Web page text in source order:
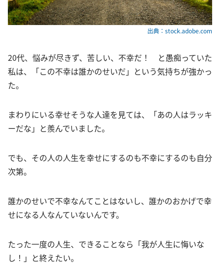
出典：stock.adobe.com
20代、悩みが尽きず、苦しい、不幸だ！ と愚痴っていた
私は、「この不幸は誰かのせいだ」という気持ちが強かっ
た。
まわりにいる幸せそうな人達を見ては、「あの人はラッキ
ーだな」と羨んでいました。
でも、その人の人生を幸せにするのも不幸にするのも自分
次第。
誰かのせいで不幸なんてことはないし、誰かのおかげで幸
せになる人なんていないんです。
たった一度の人生、できることなら「我が人生に悔いな
し！」と終えたい。